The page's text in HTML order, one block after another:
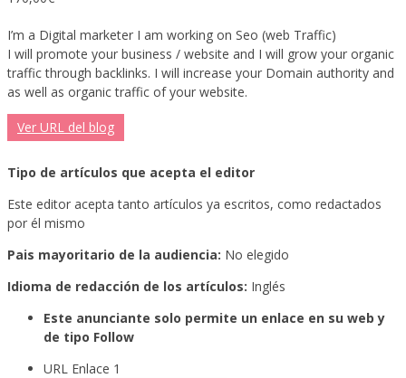
I’m a Digital marketer I am working on Seo (web Traffic)
I will promote your business / website and I will grow your organic
traffic through backlinks. I will increase your Domain authority and
as well as organic traffic of your website.
Ver URL del blog
Tipo de artículos que acepta el editor
Este editor acepta tanto artículos ya escritos, como redactados
por él mismo
Pais mayoritario de la audiencia: No elegido
Idioma de redacción de los artículos: Inglés
Este anunciante solo permite un enlace en su web y
de tipo Follow
URL Enlace 1